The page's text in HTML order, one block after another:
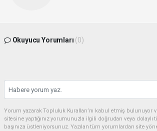
Okuyucu Yorumları (0)
Yorum yazarak Topluluk Kuralları’nı kabul etmiş bulunuyor
sitesine yaptığınız yorumunuzla ilgili doğrudan veya
başınıza üstleniyorsunuz. Yazılan tüm yorumlardan site